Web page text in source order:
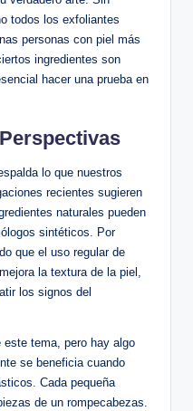
todos los exfoliantes
personas con piel más
ingredientes son
hacer una prueba en
lo que nuestros
recientes sugieren
naturales pueden
sintéticos. Por
que el uso regular de
la textura de la piel,
los signos del
este tema, pero hay algo
se beneficia cuando
Cada pequeña
de un rompecabezas.